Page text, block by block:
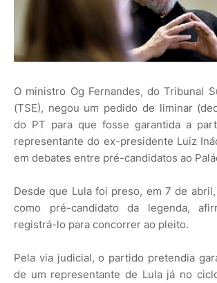
O ministro Og Fernandes, do Tribunal
(TSE), negou um pedido de liminar
do PT para que fosse garantida a
representante do ex-presidente Luiz
em debates entre pré-candidatos ao
Desde que Lula foi preso, em 7 de
como pré-candidato da legenda,
registrá-lo para concorrer ao pleito.
Pela via judicial, o partido pretendia
de um representante de Lula já no